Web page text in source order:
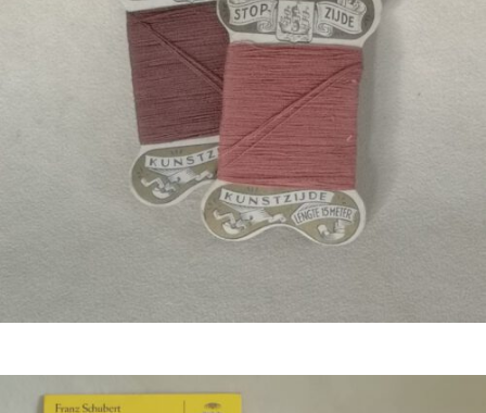
€ 2,00